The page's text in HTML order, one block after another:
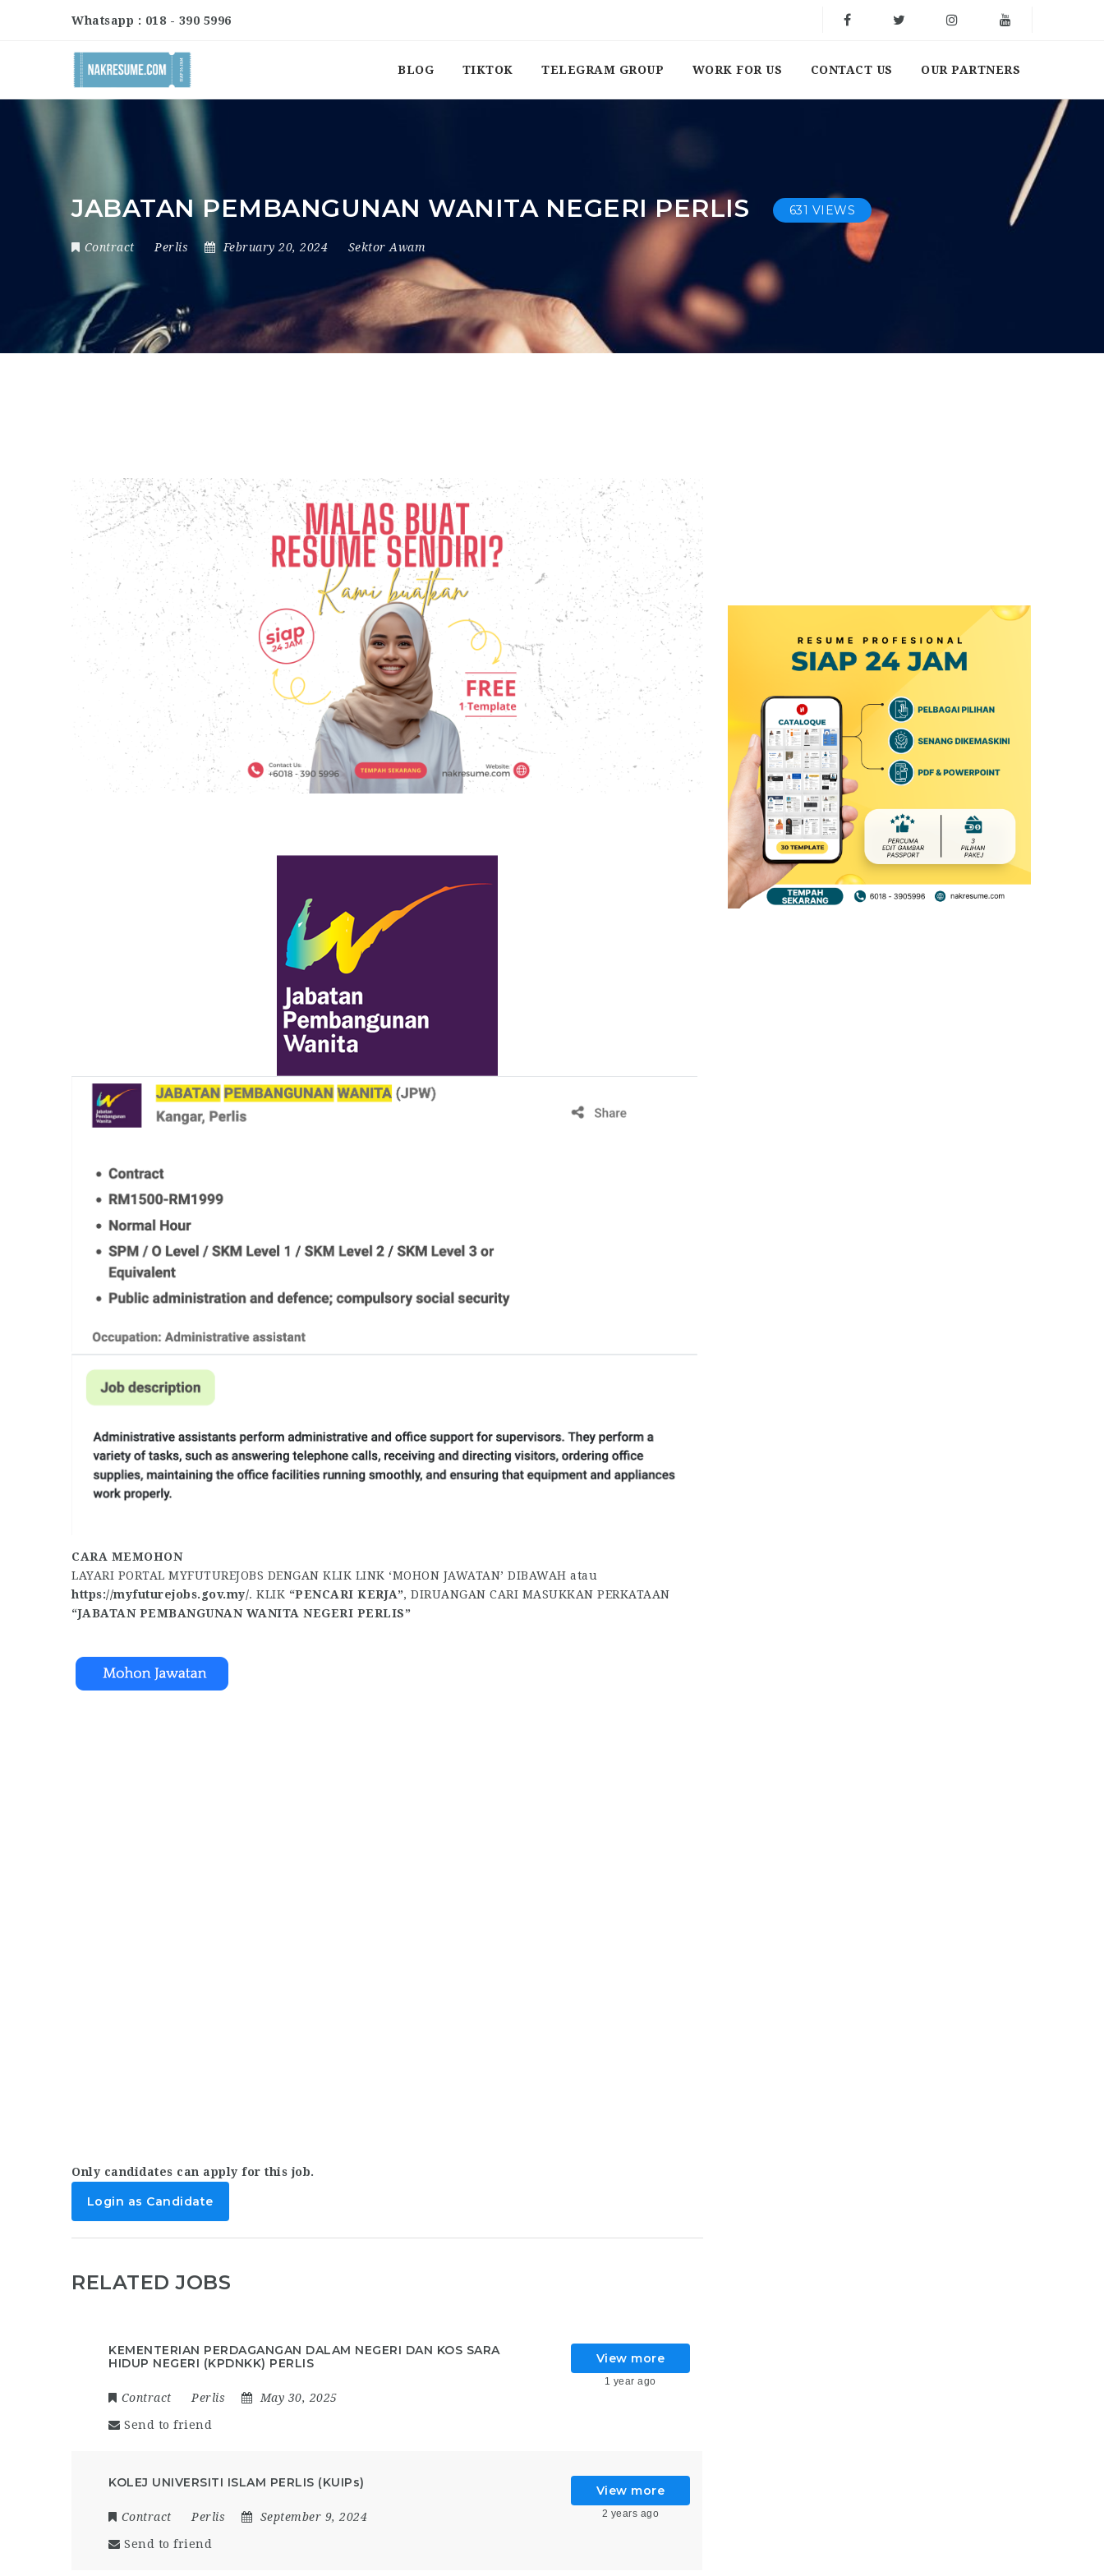
Whatsapp : 018 - 390 5996
BLOG TIKTOK TELEGRAM GROUP WORK FOR US CONTACT US OUR PARTNERS
JABATAN PEMBANGUNAN WANITA NEGERI PERLIS 631 VIEWS
Contract Perlis February 20, 2024 Sektor Awam
CARA MEMOHON
LAYARI PORTAL MYFUTUREJOBS DENGAN KLIK LINK ‘MOHON JAWATAN’ DIBAWAH atau
https://myfuturejobs.gov.my/. KLIK “PENCARI KERJA”, DIRUANGAN CARI MASUKKAN PERKATAAN
“JABATAN PEMBANGUNAN WANITA NEGERI PERLIS”
Only candidates can apply for this job.
Login as Candidate
RELATED JOBS
KEMENTERIAN PERDAGANGAN DALAM NEGERI DAN KOS SARA
HIDUP NEGERI (KPDNKK) PERLIS
Contract Perlis May 30, 2025
Send to friend
View more
1 year ago
KOLEJ UNIVERSITI ISLAM PERLIS (KUIPs)
Contract Perlis September 9, 2024
Send to friend
View more
2 years ago